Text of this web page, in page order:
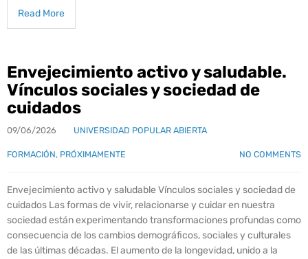
Read More
Envejecimiento activo y saludable.
Vínculos sociales y sociedad de
cuidados
09/06/2026 UNIVERSIDAD POPULAR ABIERTA
FORMACIÓN, PRÓXIMAMENTE NO COMMENTS
Envejecimiento activo y saludable Vínculos sociales y sociedad de
cuidados Las formas de vivir, relacionarse y cuidar en nuestra
sociedad están experimentando transformaciones profundas como
consecuencia de los cambios demográficos, sociales y culturales
de las últimas décadas. El aumento de la longevidad, unido a la